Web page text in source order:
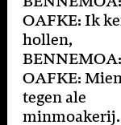
OAFKE: Ik
hollen,
OAFKE:
tegen ale
minmoakerij.